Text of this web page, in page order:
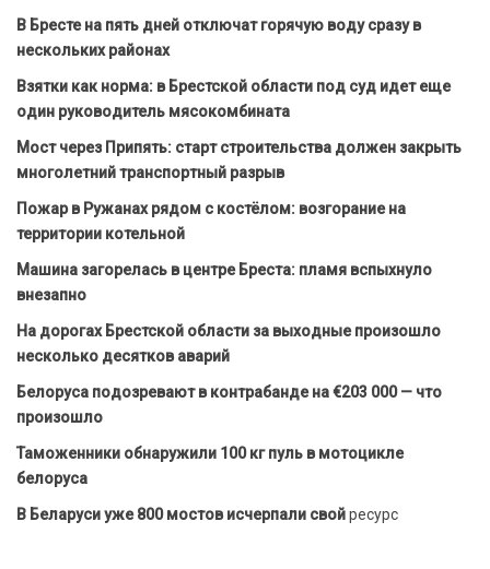
В Бресте на пять дней отключат горячую воду сразу в
нескольких районах
Взятки как норма: в Брестской области под суд идет еще
один руководитель мясокомбината
Мост через Припять: старт строительства должен закрыть
многолетний транспортный разрыв
Пожар в Ружанах рядом с костёлом: возгорание на
территории котельной
Машина загорелась в центре Бреста: пламя вспыхнуло
внезапно
На дорогах Брестской области за выходные произошло
несколько десятков аварий
Белоруса подозревают в контрабанде на €203 000 — что
произошло
Таможенники обнаружили 100 кг пуль в мотоцикле
белоруса
В Беларуси уже 800 мостов исчерпали свойресурс